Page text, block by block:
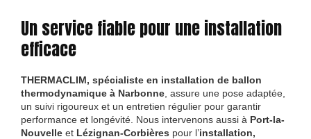
Un service fiable pour une installation
efficace
THERMACLIM, spécialiste en installation de ballon
thermodynamique à Narbonne , assure une pose adaptée,
un suivi rigoureux et un entretien régulier pour garantir
performance et longévité. Nous intervenons aussi à Port-la-
Nouvelle et Lézignan-Corbières pour l’installation,